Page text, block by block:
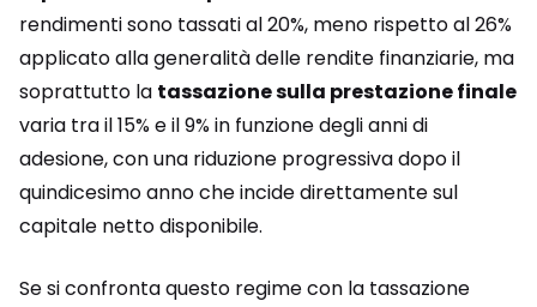
rendimenti sono tassati al 20%, meno rispetto al 26%
applicato alla generalità delle rendite finanziarie, ma
soprattutto la tassazione sulla prestazione finale
varia tra il 15% e il 9% in funzione degli anni di
adesione, con una riduzione progressiva dopo il
quindicesimo anno che incide direttamente sul
capitale netto disponibile.
Se si confronta questo regime con la tassazione